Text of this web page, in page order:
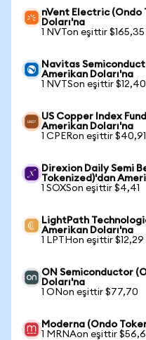
nVent Electric (Ondo
Doları'na
1 NVTon eşittir $165,35
Navitas
Amerikan Doları'na
1 NVTSon eşittir $12,40
US Copper Index
Amerikan Doları'na
1 CPERon eşittir $40,91
Direxion Daily Semi
Tokenized)'dan
1 SOXSon eşittir $4,41
LightPath
Amerikan Doları'na
1 LPTHon eşittir $12,29
ON Semiconductor
Doları'na
1 ONon eşittir $77,70
Moderna (Ondo
1 MRNAon eşittir $56,61